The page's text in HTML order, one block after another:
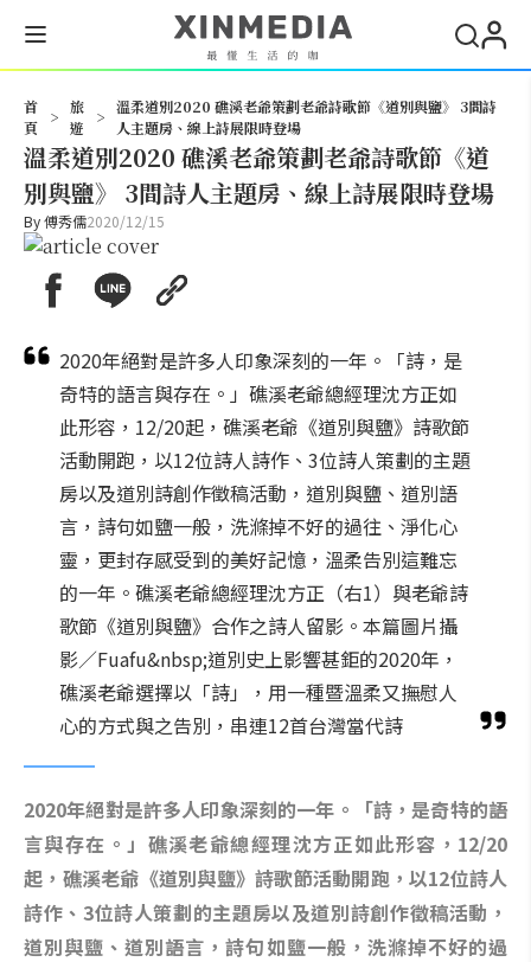
首
頁
>
旅
遊
>
溫柔道別2020 礁溪老爺策劃老爺詩歌節《道別與鹽》 3間詩
人主題房、線上詩展限時登場
溫柔道別2020 礁溪老爺策劃老爺詩歌節《道
別與鹽》 3間詩人主題房、線上詩展限時登場
By傅秀儒2020/12/15
2020年絕對是許多人印象深刻的一年。「詩，是
奇特的語言與存在。」礁溪老爺總經理沈方正如
此形容，12/20起，礁溪老爺《道別與鹽》詩歌節
活動開跑，以12位詩人詩作、3位詩人策劃的主題
房以及道別詩創作徵稿活動，道別與鹽、道別語
言，詩句如鹽一般，洗滌掉不好的過往、淨化心
靈，更封存感受到的美好記憶，溫柔告別這難忘
的一年。礁溪老爺總經理沈方正（右1）與老爺詩
歌節《道別與鹽》合作之詩人留影。本篇圖片攝
影／Fuafu&nbsp;道別史上影響甚鉅的2020年，
礁溪老爺選擇以「詩」，用一種暨溫柔又撫慰人
心的方式與之告別，串連12首台灣當代詩
2020年絕對是許多人印象深刻的一年。「詩，是奇特的語
言與存在。」礁溪老爺總經理沈方正如此形容，12/20
起，礁溪老爺《道別與鹽》詩歌節活動開跑，以12位詩人
詩作、3位詩人策劃的主題房以及道別詩創作徵稿活動，
道別與鹽、道別語言，詩句如鹽一般，洗滌掉不好的過